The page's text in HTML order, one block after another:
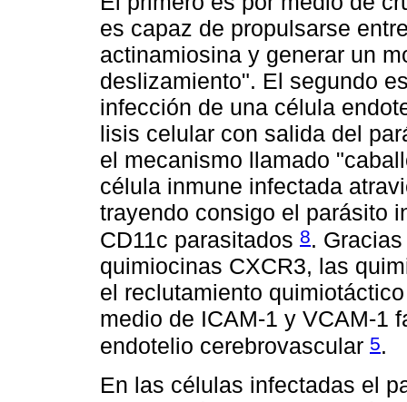
es capaz de propulsarse
actinamiosina y generar un
deslizamiento". El segundo
infección de una célula
lisis celular con salida del
el mecanismo llamado
célula inmune infectada
trayendo consigo el parásito
CD11c parasitados 8.
quimiocinas CXCR3, las
el reclutamiento
medio de ICAM-1 y VCAM-1
endotelio cerebrovascular 5.
En las células infectadas el